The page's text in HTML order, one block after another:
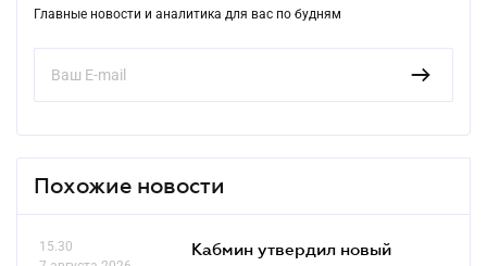
Главные новости и аналитика для вас по будням
Похожие новости
15.30
Кабмин утвердил новый